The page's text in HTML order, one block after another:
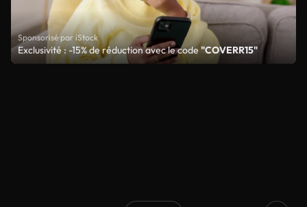
Sponsorisé par iStock
Exclusivité : -15% de réduction avec le code "COVERR15"